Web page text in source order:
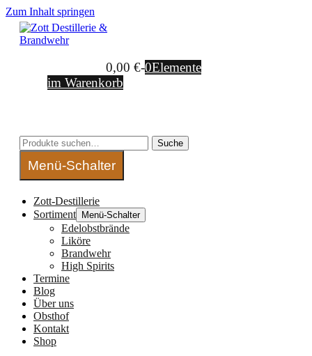
Zum Inhalt springen
0,00 €-0Elemente
im Warenkorb
Suche
Menü-Schalter
Zott-Destillerie
Sortiment
Menü-Schalter
Edelobstbrände
Liköre
Brandwehr
High Spirits
Termine
Blog
Über uns
Obsthof
Kontakt
Shop